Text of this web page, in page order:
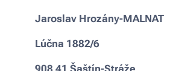
Jaroslav Hrozány-MALNAT
Lúčna 1882/6
908 41 Šaštín-Stráže